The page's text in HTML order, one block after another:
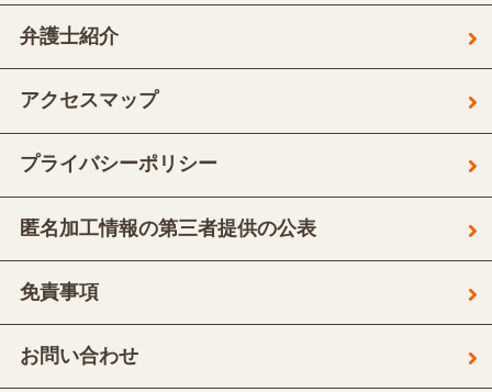
弁護士紹介
アクセスマップ
プライバシーポリシー
匿名加工情報の第三者提供の公表
免責事項
お問い合わせ